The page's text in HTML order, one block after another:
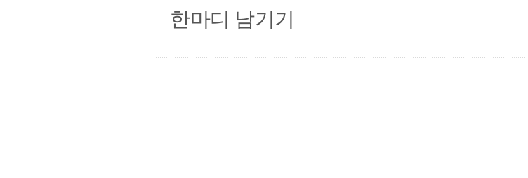
한마디 남기기